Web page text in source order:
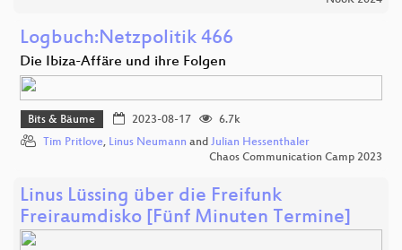
Logbuch:Netzpolitik 466
Die Ibiza-Affäre und ihre Folgen
Bits & Bäume 2023-08-17
6.7k
Tim Pritlove, Linus Neumann and Julian Hessenthaler
Chaos Communication Camp 2023
Linus Lüssing über die Freifunk
Freiraumdisko [Fünf Minuten Termine]